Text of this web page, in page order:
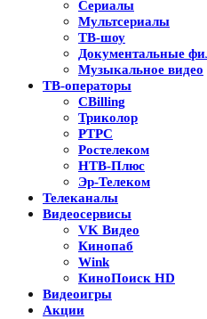
Сериалы
Мультсериалы
ТВ-шоу
Документальные
Музыкальное видео
ТВ-операторы
CBilling
Триколор
РТРС
Ростелеком
НТВ-Плюс
Эр-Телеком
Телеканалы
Видеосервисы
VK Видео
Кинопаб
Wink
КиноПоиск HD
Видеоигры
Акции